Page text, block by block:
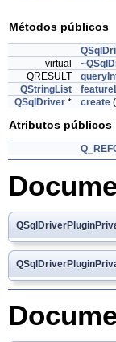
Métodos públicos
virtual
QRESULT
QStringList
QSqlDriver * create
Atributos públicos